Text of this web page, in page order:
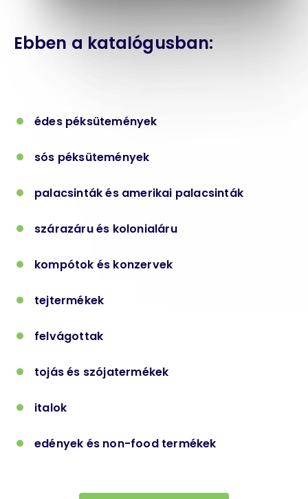
Ebben a katalógusban:
édes péksütemények
sós péksütemények
palacsinták és amerikai palacsinták
szárazáru és kolonialáru
kompótok és konzervek
tejtermékek
felvágottak
tojás és szójatermékek
italok
edények és non-food termékek